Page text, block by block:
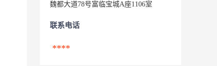
魏都大道78号富临宝城A座1106室
联系电话
****